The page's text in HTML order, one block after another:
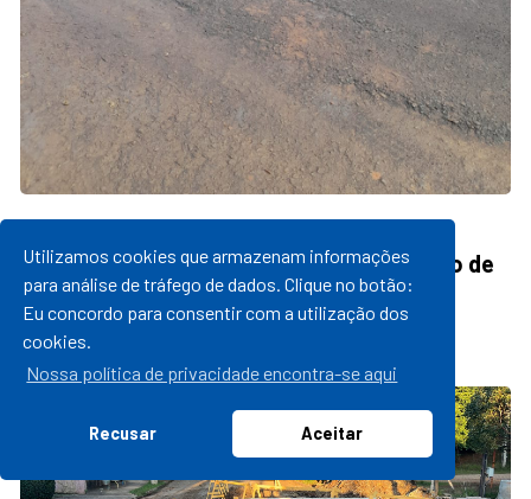
Utilizamos cookies que armazenam informações
para análise de tráfego de dados. Clique no botão:
Eu concordo para consentir com a utilização dos
cookies.
Nossa política de privacidade encontra-se aqui
Recusar Aceitar
Prefeitura inicia asfaltamento no Distrito de
Bom Recreio
leia mais